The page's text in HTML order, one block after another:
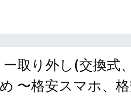
取り外し(交換式
〜格安スマホ、